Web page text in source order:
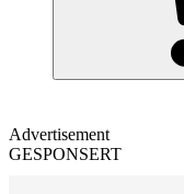
Advertisement
GESPONSERT